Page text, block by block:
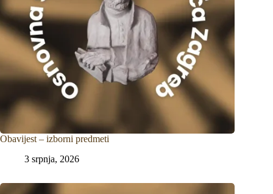
Obavijest – izborni predmeti
3 srpnja, 2026